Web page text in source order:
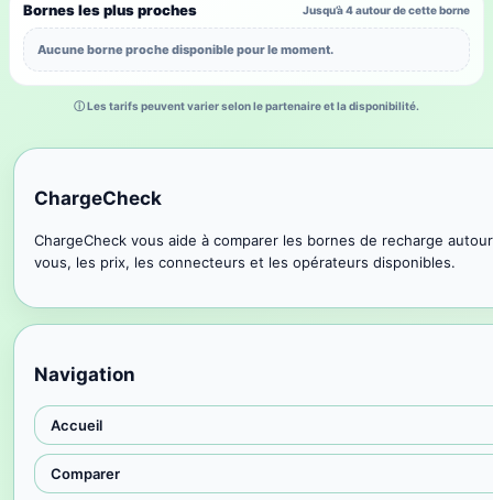
Bornes les plus proches Jusqu’à 4 autour de cette borne
Aucune borne proche disponible pour le moment.
ⓘ Les tarifs peuvent varier selon le partenaire et la disponibilité.
ChargeCheck
ChargeCheck vous aide à comparer les bornes de recharge
vous, les prix, les connecteurs et les opérateurs disponibles.
Navigation
Accueil
Comparer